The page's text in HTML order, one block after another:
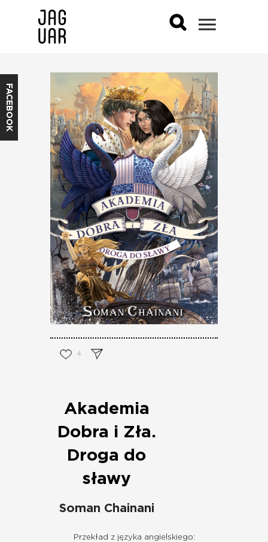
FACEBOOK
4
Akademia
Dobra i Zła.
Droga do
sławy
Soman Chainani
Przekład z języka angielskiego: